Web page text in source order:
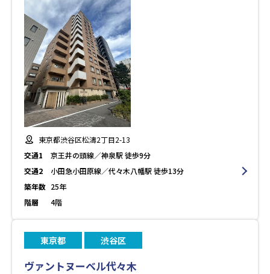
東京都渋谷区松濤2丁目2-13
交通1
京王井の頭線／神泉駅 徒歩9分
交通2
小田急小田原線／代々木八幡駅 徒歩13分
築年数 25年
階層
4階
東京都 渋谷区
ヴァントヌーベル代々木